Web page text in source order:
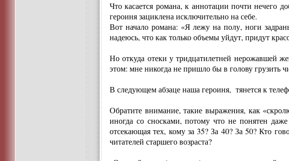
Что касается романа, к аннотации почти нечего
героиня зациклена исключительно на себе.
Вот начало романа: «Я лежу на полу, ноги
надеюсь, что как только объемы уйдут, придут
Но откуда отеки у тридцатилетней нерожавшей
этом: мне никогда не пришло бы в голову грузить
В следующем абзаце наша героиня, тянется к
Обратите внимание, такие выражения, как
иногда со сносками, потому что не понятен
отсекающая тех, кому за 35? За 40? За 50? Кто
читателей старшего возраста?